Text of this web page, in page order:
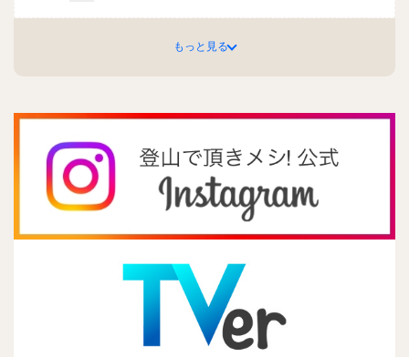
もっと見る